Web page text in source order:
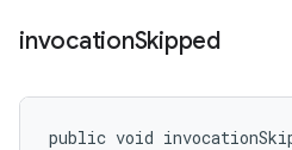
invocationSkipped
public void